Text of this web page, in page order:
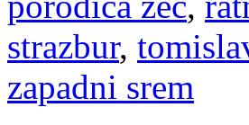
strazbur,
zapadni srem